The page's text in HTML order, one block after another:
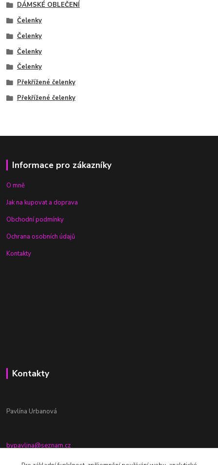
DÁMSKÉ OBLEČENÍ
Čelenky
Čelenky
Čelenky
Čelenky
Překřížené čelenky
Překřížené čelenky
Informace pro zákazníky
O mně
Jak na kupovat a doprava
Obchodní podmínky
Ochrana osobních údajů
Kontakty
Kontakty
Pavlína Urbanová
bypavlina@seznam.cz
+420774917196